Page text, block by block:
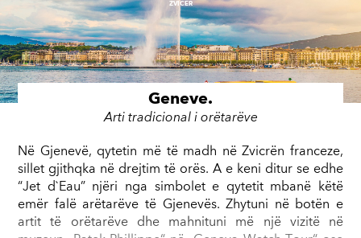
ZVICËR
Geneve.
Arti tradicional i orëtarëve
Në Gjenevë, qytetin më të madh në Zvicrën franceze,
sillet gjithqka në drejtim të orës. A e keni ditur se edhe
“Jet d`Eau” njëri nga simbolet e qytetit mbanë këtë
emër falë arëtarëve të Gjenevës. Zhytuni në botën e
artit të orëtarëve dhe mahnituni më një vizitë në
aftësitë e orëtarëve Zvicran. Kurse në bregun e liqenit
“Bains de Paquis” jo vetëm që mund të relaksoheni
gjatë gjithë vitit por ta zbuloni edhe orën e luleve, e cila
përbëhet nga 6.500 lloje të luleve. Po ashtu, përtej artit
të orëtarëve, qyteti multikulturor në liqenin e Gjenevës
I`Innovation, ku shkenca mund të përjetohet nga të